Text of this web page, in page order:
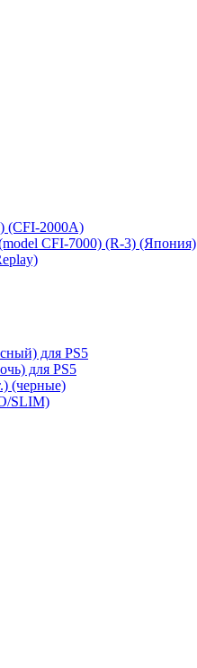
(CFI-2000A)
CFI-7000) (R-3) (Япония)
для PS5
для PS5
(черные)
SLIM)